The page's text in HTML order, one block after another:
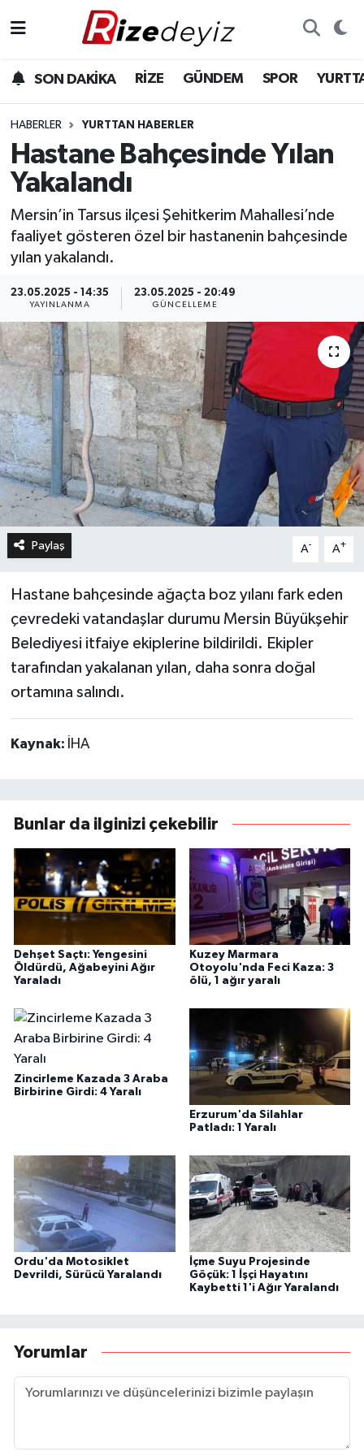
SON DAKİKA RİZE GÜNDEM SPOR
HABERLER YURTTAN HABERLER
Hastane Bahçesinde Yılan
Yakalandı
Mersin’in Tarsus ilçesi Şehitkerim Mahallesi’nde
faaliyet gösteren özel bir hastanenin bahçesinde
yılan yakalandı.
23.05.2025 - 14:35
YAYINLANMA
23.05.2025 - 20:49
GÜNCELLEME
Paylaş A- A+
Hastane bahçesinde ağaçta boz yılanı fark eden
çevredeki vatandaşlar durumu Mersin Büyükşehir
Belediyesi itfaiye ekiplerine bildirildi. Ekipler
tarafından yakalanan yılan, daha sonra doğal
ortamına salındı.
Kaynak: İHA
Bunlar da ilginizi çekebilir
Dehşet Saçtı: Yengesini
Öldürdü, Ağabeyini Ağır
Yaraladı
Kuzey Marmara
Otoyolu'nda Feci Kaza: 3
ölü, 1 ağır yaralı
Zincirleme Kazada 3 Araba
Birbirine Girdi: 4 Yaralı
Erzurum'da Silahlar
Patladı: 1 Yaralı
Ordu'da Motosiklet
Devrildi, Sürücü Yaralandı
İçme Suyu Projesinde
Göçük: 1 İşçi Hayatını
Kaybetti 1'i Ağır Yaralandı
Yorumlar
Gündem
Yurttan Haberler
Ekonomi
Teknoloji
Sağlık
Rize Hava Durumu
Rize Trafik Yoğunluk Haritası
Süper Lig Puan Durumu ve Fikstür
Tüm Manşetler
Son Dakika Haberleri
Haber Arşivi